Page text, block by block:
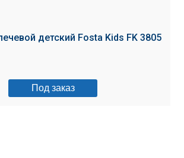
детский Fosta Kids FK 3805
Под заказ